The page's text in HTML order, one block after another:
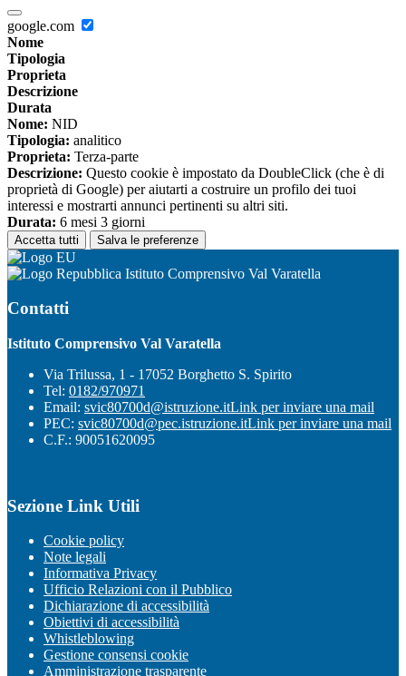
google.com
Nome
Tipologia
Proprieta
Descrizione
Durata
Nome: NID
Tipologia: analitico
Proprieta: Terza-parte
Descrizione: Questo cookie è impostato da DoubleClick (che è di
proprietà di Google) per aiutarti a costruire un profilo dei tuoi
interessi e mostrarti annunci pertinenti su altri siti.
Durata: 6 mesi 3 giorni
Accetta tutti Salva le preferenze
Istituto Comprensivo Val Varatella
Contatti
Istituto Comprensivo Val Varatella
Via Trilussa, 1 - 17052 Borghetto S. Spirito
Tel: 0182/970971
Email: svic80700d@istruzione.itLink per inviare una mail
PEC: svic80700d@pec.istruzione.itLink per inviare una mail
C.F.: 90051620095
Sezione Link Utili
Cookie policy
Note legali
Informativa Privacy
Ufficio Relazioni con il Pubblico
Dichiarazione di accessibilità
Obiettivi di accessibilità
Whistleblowing
Gestione consensi cookie
Amministrazione trasparente